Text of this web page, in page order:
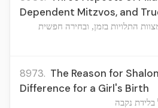
Dependent Mitzvos, and
התלויות בזמן, ובחירה חפשית
8973. The Reason for
Difference for a Girl's Birth
נקבה